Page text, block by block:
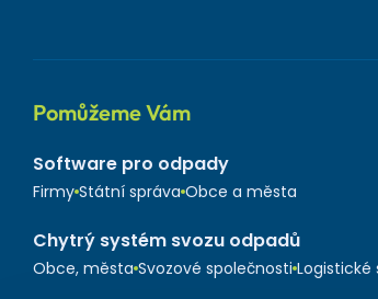
Pomůžeme Vám
Software pro odpady
Firmy Státní správa Obce a města
Chytrý systém svozu odpadů
Obce, města Svozové společnosti Logistické